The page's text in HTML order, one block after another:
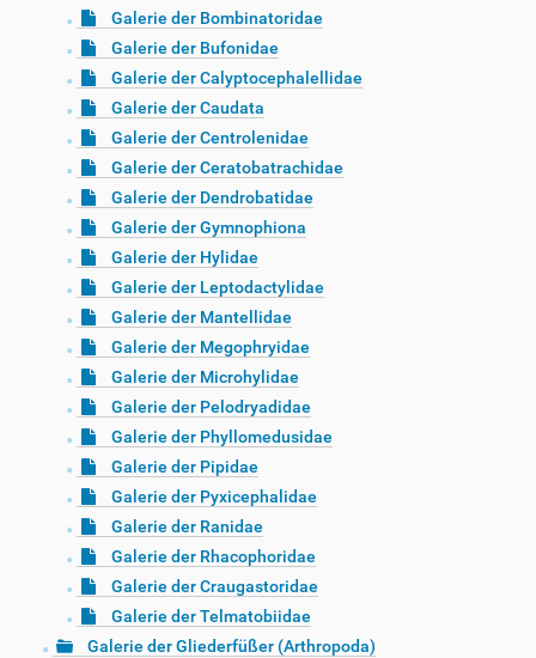
Galerie der Bombinatoridae
Galerie der Bufonidae
Galerie der Calyptocephalellidae
Galerie der Caudata
Galerie der Centrolenidae
Galerie der Ceratobatrachidae
Galerie der Dendrobatidae
Galerie der Gymnophiona
Galerie der Hylidae
Galerie der Leptodactylidae
Galerie der Mantellidae
Galerie der Megophryidae
Galerie der Microhylidae
Galerie der Pelodryadidae
Galerie der Phyllomedusidae
Galerie der Pipidae
Galerie der Pyxicephalidae
Galerie der Ranidae
Galerie der Rhacophoridae
Galerie der Craugastoridae
Galerie der Telmatobiidae
Galerie der Gliederfüßer (Arthropoda)